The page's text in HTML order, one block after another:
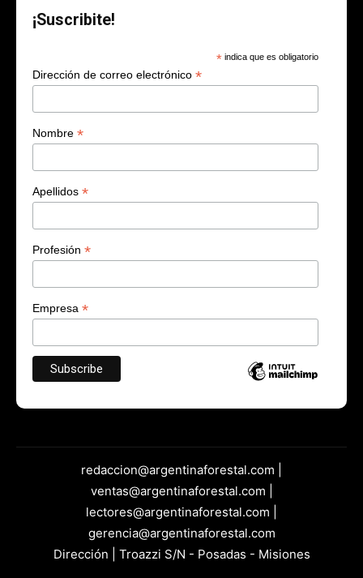
¡Suscribite!
* indica que es obligatorio
Dirección de correo electrónico *
Nombre *
Apellidos *
Profesión *
Empresa *
redaccion@argentinaforestal.com |
ventas@argentinaforestal.com |
lectores@argentinaforestal.com |
gerencia@argentinaforestal.com
Dirección | Troazzi S/N - Posadas - Misiones